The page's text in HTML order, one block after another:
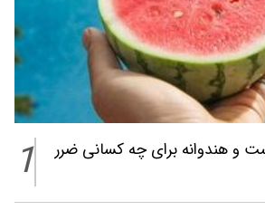
و هندوانه برای چه کسانی ضرر
1